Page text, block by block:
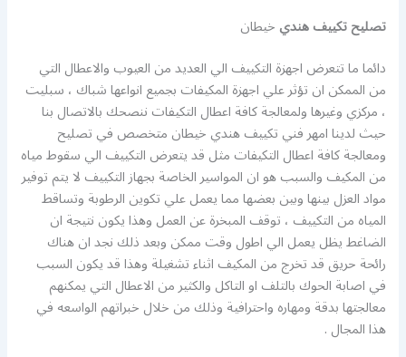
تصليح تكييف هنديخيطان
دائما ما تتعرض اجهزة التكييف الي العديد من العيوب والاعطال التي
من الممكن ان تؤثر علي اجهزة المكيفات بجميع انواعها شباك ، سبليت
، مركزي وغيرها ولمعالجة كافة اعطال التكيفات ننصحك بالاتصال بنا
حيث لدينا امهر فني تكييف هندي خيطان متخصص في تصليح
ومعالجة كافة اعطال التكيفات مثل قد يتعرض التكييف الي سقوط مياه
من المكيف والسبب هو ان المواسير الخاصة بجهاز التكييف لا يتم توفير
مواد العزل بينها وبين بعضها مما يعمل علي تكوين الرطوبة وتساقط
المياه من التكييف ، توقف المبخرة عن العمل وهذا يكون نتيجة ان
الضاغط يظل يعمل الي اطول وقت ممكن وبعد ذلك نجد ان هناك
رائحة حريق قد تخرج من المكيف اثناء تشغيلة وهذا قد يكون السبب
في اصابة الحوك بالتلف او التاكل والكثير من الاعطال التي يمكنهم
معالجتها بدقة ومهاره واحترافية وذلك من خلال خبراتهم الواسعه في
هذا المجال .